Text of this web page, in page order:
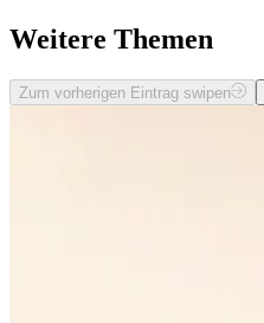
Weitere Themen
Zum vorherigen Eintrag swipen